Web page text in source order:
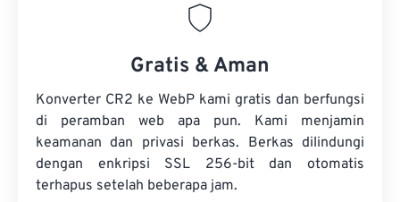
Gratis & Aman
Konverter CR2 ke WebP kami gratis dan berfungsi
di peramban web apa pun. Kami menjamin
keamanan dan privasi berkas. Berkas dilindungi
dengan enkripsi SSL 256-bit dan otomatis
terhapus setelah beberapa jam.